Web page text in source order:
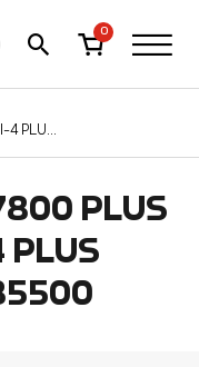
0
PLUS
PLUS
PLUS